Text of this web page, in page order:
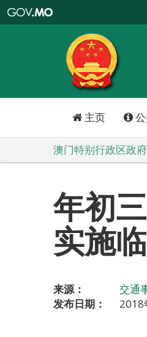
特
政
区
政
口
主页 公
澳门特别行政区政
年初
实施
来源：
交通
发布日期：
2018